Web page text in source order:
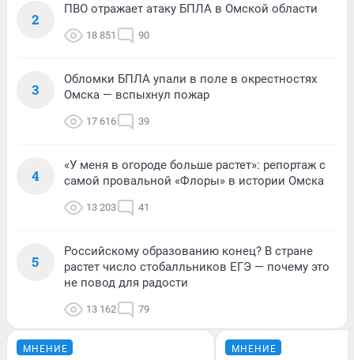
2
ПВО отражает атаку БПЛА в Омской области
18 851 90
3
Обломки БПЛА упали в поле в окрестностях
Омска — вспыхнул пожар
17 616 39
4
«У меня в огороде больше растет»: репортаж с
самой провальной «Флоры» в истории Омска
13 203 41
5
Российскому образованию конец? В стране
растет число стобалльников ЕГЭ — почему это
не повод для радости
13 162 79
МНЕНИЕ МНЕНИЕ